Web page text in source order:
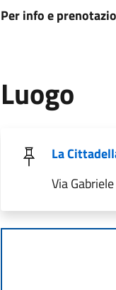
Per info e
Luogo
La
Via